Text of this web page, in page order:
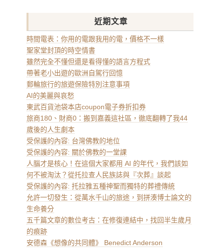
近期文章
時間電表：你用的電跟我用的電，價格不一樣
聖家堂封頂的時空情書
雖然完全不懂但還是看得懂的語言方程式
帶著老小出遊的歐洲自駕行回憶
郵輪旅行的旅遊保險特別注意事項
AI的美麗與哀愁
東武百貨池袋本店coupon電子券折扣券
旅商180、財商0：搬到嘉義這社區，徹底翻轉了我44
歲後的人生劇本
受保護的內容: 台灣佛教的地位
受保護的內容: 關於佛教的一堂課
人腦才是核心！在這個大家都用 AI 的年代，我們該如
何不被淘汰？從托拉查人民族誌與『次葬』談起
受保護的內容: 托拉雅五種神聖而獨特的葬禮傳統
允許一切發生：從萬水千山的旅途，到拼湊博士論文的
生命養分
五千篇文章的數位考古：在修復連結中，找回半生歲月
的痕跡
安德森《想像的共同體》 Benedict Anderson